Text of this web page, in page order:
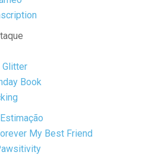
Glitter
Book
My Best Friend